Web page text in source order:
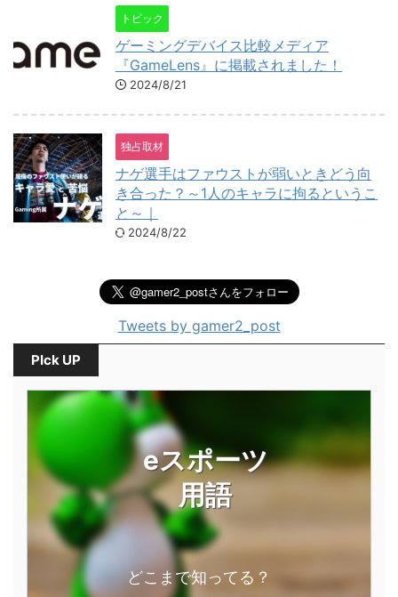
トピック
ゲーミングデバイス比較メディア
『GameLens』に掲載されました！
2024/8/21
独占取材
ナゲ選手はファウストが弱いときどう向
き合った？～1人のキャラに拘るというこ
と～｜
2024/8/22
Tweets by gamer2_post
PIck UP
eスポーツ
用語
どこまで知ってる？